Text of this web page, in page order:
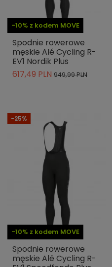
-10% z kodem MOVE
Spodnie rowerowe
męskie Alé Cycling R-
EV1 Nordik Plus
617,49 PLN 949,99 PLN
-10% z kodem MOVE
-25%
Spodnie rowerowe
męskie Alé Cycling R-